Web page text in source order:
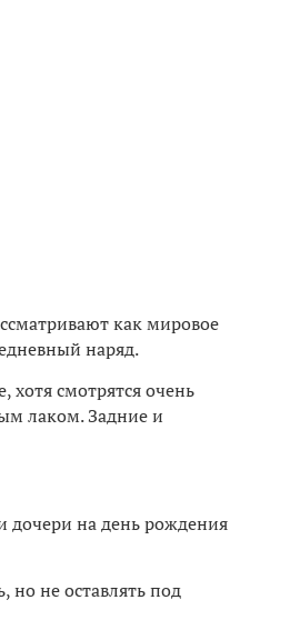
как мировое
наряд.
хотя смотрятся очень
лаком. Задние и
дочери на день рождения
но не оставлять под